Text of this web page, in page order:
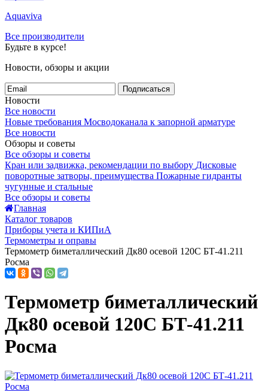
Aquaviva
Все производители
Будьте в курсе!
Новости, обзоры и акции
Подписаться
Новости
Все новости
Новые требования Мосводоканала к запорной арматуре
Все новости
Обзоры и советы
Все обзоры и советы
Кран или задвижка, рекомендации по выбору Дисковые
поворотные затворы, преимущества Пожарные гидранты
чугунные и стальные
Все обзоры и советы
Главная
Каталог товаров
Приборы учета и КИПиА
Термометры и оправы
Термометр биметаллический Дк80 осевой 120С БТ-41.211
Росма
Термометр биметаллический
Дк80 осевой 120С БТ-41.211
Росма